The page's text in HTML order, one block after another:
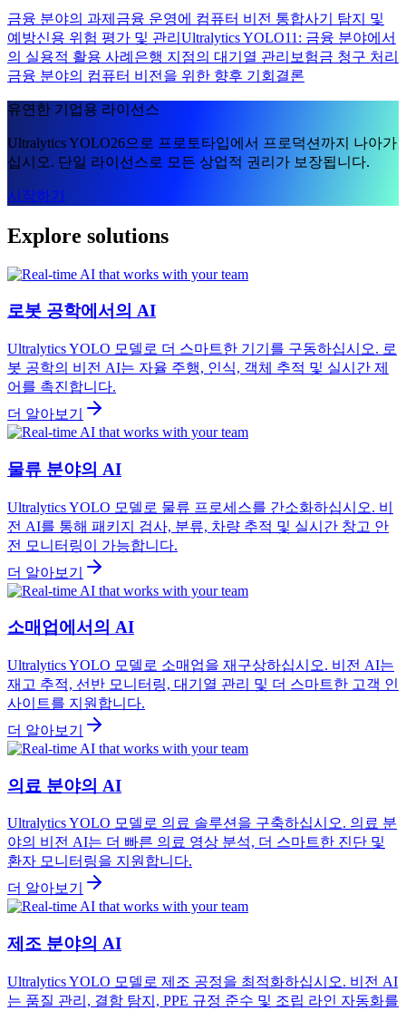
금융 분야의 과제 금융 운영에 컴퓨터 비전 통합사기 탐지 및
예방신용 위험 평가 및 관리 Ultralytics YOLO11: 금융 분야에서
의 실용적 활용 사례 은행 지점의 대기열 관리 보험금 청구 처리
금융 분야의 컴퓨터 비전을 위한 향후 기회 결론
유연한 기업용 라이선스
Ultralytics YOLO26으로 프로토타입에서 프로덕션까지 나아가
십시오. 단일 라이선스로 모든 상업적 권리가 보장됩니다.
시작하기
Explore solutions
로봇 공학에서의 AI
Ultralytics YOLO 모델로 더 스마트한 기기를 구동하십시오. 로
봇 공학의 비전 AI는 자율 주행, 인식, 객체 추적 및 실시간 제
어를 촉진합니다.
더 알아보기
물류 분야의 AI
Ultralytics YOLO 모델로 물류 프로세스를 간소화하십시오. 비
전 AI를 통해 패키지 검사, 분류, 차량 추적 및 실시간 창고 안
전 모니터링이 가능합니다.
더 알아보기
소매업에서의 AI
Ultralytics YOLO 모델로 소매업을 재구상하십시오. 비전 AI는
재고 추적, 선반 모니터링, 대기열 관리 및 더 스마트한 고객 인
사이트를 지원합니다.
더 알아보기
의료 분야의 AI
Ultralytics YOLO 모델로 의료 솔루션을 구축하십시오. 의료 분
야의 비전 AI는 더 빠른 의료 영상 분석, 더 스마트한 진단 및
환자 모니터링을 지원합니다.
더 알아보기
제조 분야의 AI
Ultralytics YOLO 모델로 제조 공정을 최적화하십시오. 비전 AI
는 품질 관리, 결함 탐지, PPE 규정 준수 및 조립 라인 자동화를